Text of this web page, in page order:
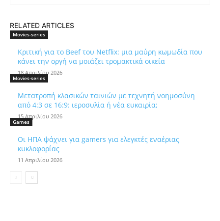
RELATED ARTICLES
Movies-series
Κριτική για το Beef του Netflix: μια μαύρη κωμωδία που
κάνει την οργή να μοιάζει τρομακτικά οικεία
18 Απριλίου 2026
Movies-series
Μετατροπή κλασικών ταινιών με τεχνητή νοημοσύνη
από 4:3 σε 16:9: ιεροσυλία ή νέα ευκαιρία;
15 Απριλίου 2026
Games
Οι ΗΠΑ ψάχνει για gamers για ελεγκτές εναέριας
κυκλοφορίας
11 Απριλίου 2026